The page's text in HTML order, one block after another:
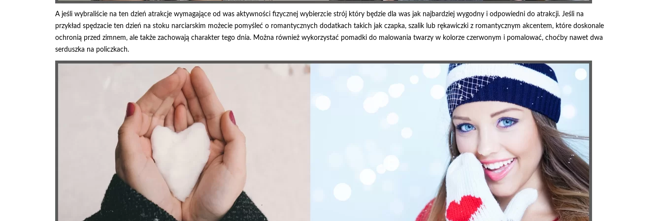
A jeśli wybraliście na ten dzień atrakcje wymagające od was aktywności fizycznej wybierzcie strój który będzie dla was jak najbardziej wygodny i odpowiedni do atrakcji. Jeśli na
przykład spędzacie ten dzień na stoku narciarskim możecie pomyśleć o romantycznych dodatkach takich jak czapka, szalik lub rękawiczki z romantycznym akcentem, które doskonale
ochronią przed zimnem, ale także zachowają charakter tego dnia. Można również wykorzystać pomadki do malowania twarzy w kolorze czerwonym i pomalować, choćby nawet dwa
serduszka na policzkach.